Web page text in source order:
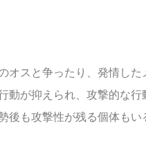
オスと争ったり、発情し
動が抑えられ、攻撃的な
後も攻撃性が残る個体も